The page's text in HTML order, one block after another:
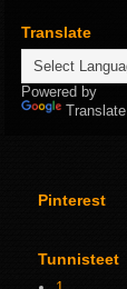
Translate
Powered by
Translate
Pinterest
Tunnisteet